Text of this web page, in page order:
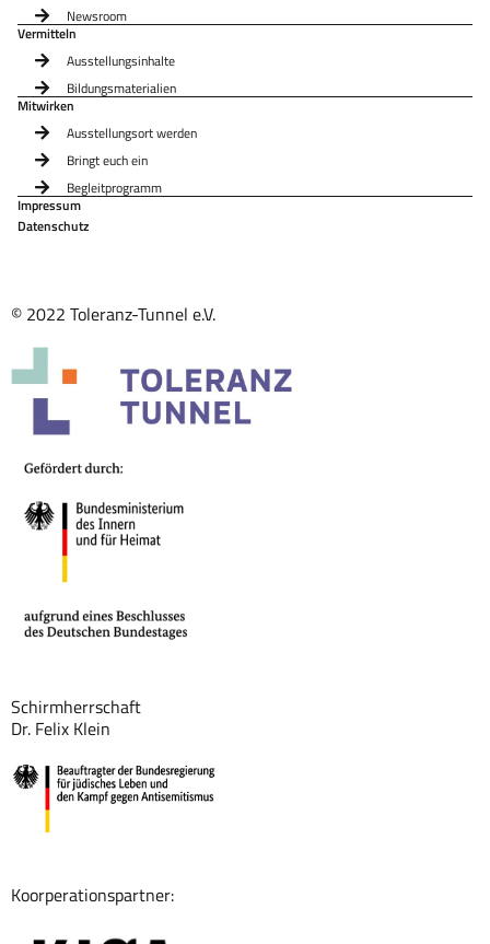
Newsroom
Vermitteln
Ausstellungsinhalte
Bildungsmaterialien
Mitwirken
Ausstellungsort werden
Bringt euch ein
Begleitprogramm
Impressum
Datenschutz
© 2022 Toleranz-Tunnel e.V.
Schirmherrschaft
Dr. Felix Klein
Koorperationspartner: